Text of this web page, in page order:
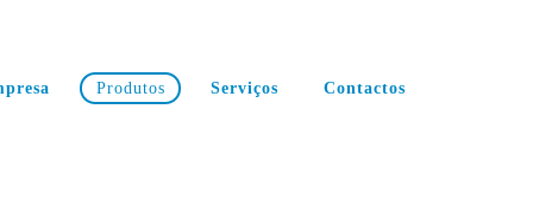
Produtos Serviços Contactos